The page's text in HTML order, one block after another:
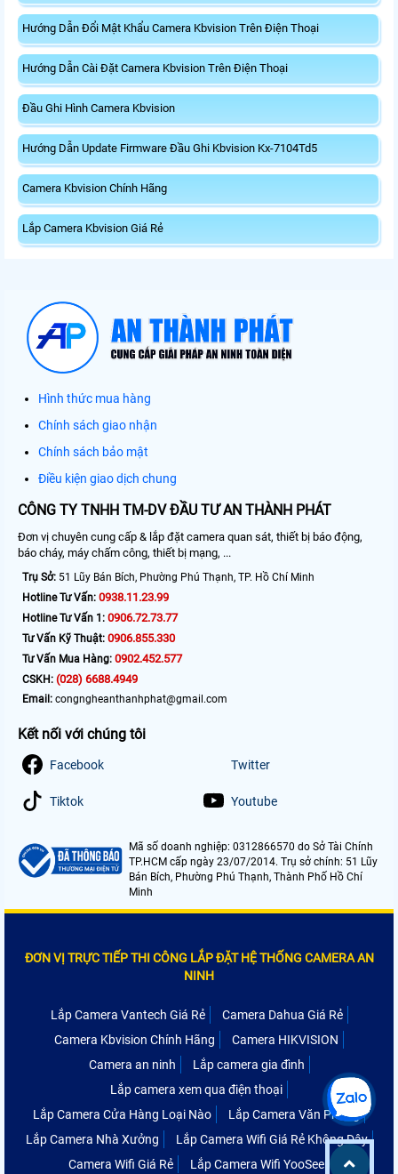
Hướng Dẫn Đổi Mật Khẩu Camera Kbvision Trên Điện Thoại
Hướng Dẫn Cài Đặt Camera Kbvision Trên Điện Thoại
Đầu Ghi Hình Camera Kbvision
Hướng Dẫn Update Firmware Đầu Ghi Kbvision Kx-7104Td5
Camera Kbvision Chính Hãng
Lắp Camera Kbvision Giá Rẻ
Hình thức mua hàng
Chính sách giao nhận
Chính sách bảo mật
Điều kiện giao dịch chung
CÔNG TY TNHH TM-DV ĐẦU TƯ AN THÀNH PHÁT
Đơn vị chuyên cung cấp & lắp đặt camera quan sát, thiết bị báo động,
báo cháy, máy chấm công, thiết bị mạng, ...
Trụ Sở: 51 Lũy Bán Bích, Phường Phú Thạnh, TP. Hồ Chí Minh
Hotline Tư Vấn: 0938.11.23.99
Hotline Tư Vấn 1: 0906.72.73.77
Tư Vấn Kỹ Thuật: 0906.855.330
Tư Vấn Mua Hàng: 0902.452.577
CSKH: (028) 6688.4949
Email: congngheanthanhphat@gmail.com
Kết nối với chúng tôi
Facebook Twitter
Tiktok Youtube
Mã số doanh nghiệp: 0312866570 do Sở Tài Chính
TP.HCM cấp ngày 23/07/2014. Trụ sở chính: 51 Lũy
Bán Bích, Phường Phú Thạnh, Thành Phố Hồ Chí
Minh
ĐƠN VỊ TRỰC TIẾP THI CÔNG LẮP ĐẶT HỆ THỐNG CAMERA AN
NINH
Lắp Camera Vantech Giá Rẻ
Camera Dahua Giá Rẻ
Camera Kbvision Chính Hãng
Camera HIKVISION
Camera an ninh
Lắp camera gia đình
Lắp camera xem qua điện thoại
Lắp Camera Cửa Hàng Loại Nào
Lắp Camera Văn Phòng
Lắp Camera Nhà Xưởng
Lắp Camera Wifi Giá Rẻ Không Dây
Camera Wifi Giá Rẻ
Lắp Camera Wifi YooSee